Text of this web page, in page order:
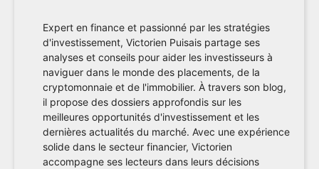
Expert en finance et passionné par les stratégies
d'investissement, Victorien Puisais partage ses
analyses et conseils pour aider les investisseurs à
naviguer dans le monde des placements, de la
cryptomonnaie et de l'immobilier. À travers son blog,
il propose des dossiers approfondis sur les
meilleures opportunités d'investissement et les
dernières actualités du marché. Avec une expérience
solide dans le secteur financier, Victorien
accompagne ses lecteurs dans leurs décisions